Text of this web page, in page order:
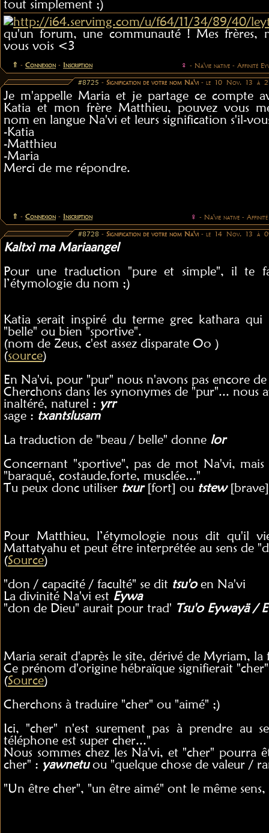
tout simplement ;)
qu'un forum, une communauté ! Mes frères,
vous vois <3
⇑ - Connexion - Inscription ♀ - Na'vie native - Affinité
#8725 - Signification de votre nom Na'vi - le 10 Nov. 13 à
Je m'appelle Maria et je partage ce compte
Katia et mon frère Matthieu, pouvez vous
nom en langue Na'vi et leurs signification s'il-
-Katia
-Matthieu
-Maria
Merci de me répondre.
⇑ - Connexion - Inscription ♀ - Na'vie native -
#8728 - Signification de votre nom Na'vi - le 14 Nov. 13 à
Kaltxì ma Mariaangel
Pour une traduction "pure et simple", il te
l’étymologie du nom ;)
Katia serait inspiré du terme grec kathara qui
"belle" ou bien "sportive".
(nom de Zeus, c'est assez disparate Oo )
(source)
En Na'vi, pour "pur" nous n'avons pas encore
Cherchons dans les synonymes de "pur"... nous
inaltéré, naturel : yrr
sage : txantslusam
La traduction de "beau / belle" donne lor
Concernant "sportive", pas de mot Na'vi, mais
"baraqué, costaude,forte, musclée..."
Tu peux donc utiliser txur[fort] ou tstew[brave]
Pour Matthieu, l’étymologie nous dit qu'il
Mattatyahu et peut être interprétée au sens de
(Source)
"don / capacité / faculté" se dit tsu'oen Na'vi
La divinité Na'vi est Eywa
"don de Dieu" aurait pour trad' Tsu'o Eywayä /
Maria serait d'après le site, dérivé de Myriam,
Ce prénom d'origine hébraïque signifierait
(Source)
Cherchons à traduire "cher" ou "aimé" ;)
Ici, "cher" n'est surement pas à prendre au
téléphone est super cher..."
Nous sommes chez les Na'vi, et "cher" pourra
cher" : yawnetuou "quelque chose de valeur /
"Un être cher", "un être aimé" ont le même